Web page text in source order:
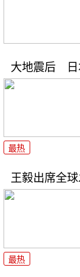
大地震后 日
最热
王毅出席全
最热